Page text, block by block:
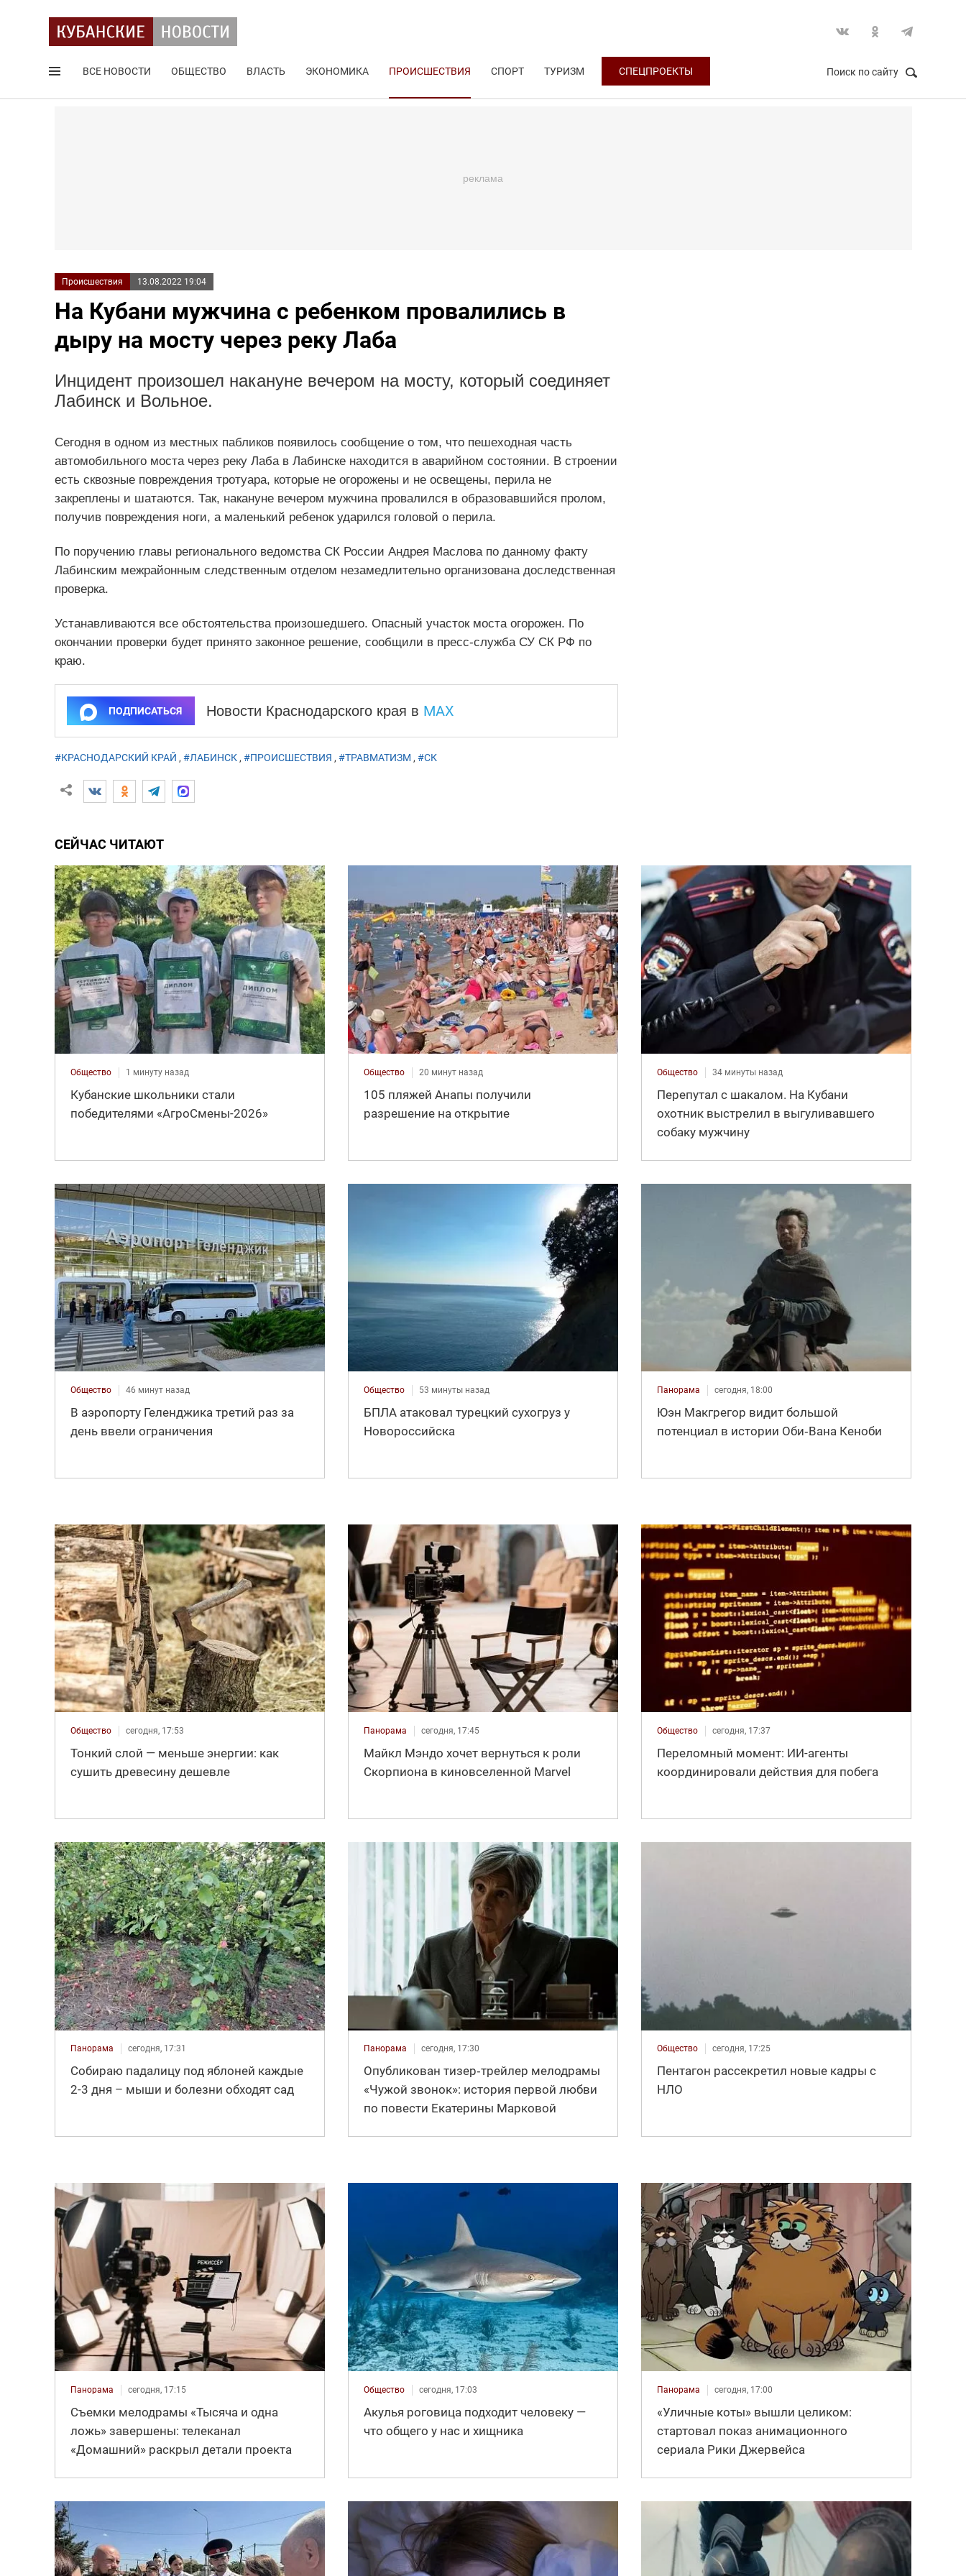
ВСЕ НОВОСТИ ОБЩЕСТВО ВЛАСТЬ ЭКОНОМИКА ПРОИСШЕСТВИЯ СПОРТ ТУРИЗМ СПЕЦПРОЕКТЫ Поиск по сайту
Происшествия 13.08.2022 19:04
На Кубани мужчина с ребенком провалились в
дыру на мосту через реку Лаба
Инцидент произошел накануне вечером на мосту, который соединяет
Лабинск и Вольное.
Сегодня в одном из местных пабликов появилось сообщение о том, что пешеходная часть
автомобильного моста через реку Лаба в Лабинске находится в аварийном состоянии. В строении
есть сквозные повреждения тротуара, которые не огорожены и не освещены, перила не
закреплены и шатаются. Так, накануне вечером мужчина провалился в образовавшийся пролом,
получив повреждения ноги, а маленький ребенок ударился головой о перила.
По поручению главы регионального ведомства СК России Андрея Маслова по данному факту
Лабинским межрайонным следственным отделом незамедлительно организована доследственная
проверка.
Устанавливаются все обстоятельства произошедшего. Опасный участок моста огорожен. По
окончании проверки будет принято законное решение, сообщили в пресс-служба СУ СК РФ по
краю.
ПОДПИСАТЬСЯ Новости Краснодарского края в MAX
#КРАСНОДАРСКИЙ КРАЙ , #ЛАБИНСК, #ПРОИСШЕСТВИЯ , #ТРАВМАТИЗМ , #СК
СЕЙЧАС ЧИТАЮТ
Общество 1 минуту назад
Кубанские школьники стали
победителями «АгроСмены-2026»
Общество 20 минут назад
105 пляжей Анапы получили
разрешение на открытие
Общество 34 минуты назад
Перепутал с шакалом. На Кубани
охотник выстрелил в выгуливавшего
собаку мужчину
Общество 46 минут назад
В аэропорту Геленджика третий раз за
день ввели ограничения
Общество 53 минуты назад
БПЛА атаковал турецкий сухогруз у
Новороссийска
Панорама сегодня, 18:00
Юэн Макгрегор видит большой
потенциал в истории Оби‑Вана Кеноби
Общество сегодня, 17:53
Тонкий слой — меньше энергии: как
сушить древесину дешевле
Панорама сегодня, 17:45
Майкл Мэндо хочет вернуться к роли
Скорпиона в киновселенной Marvel
Общество сегодня, 17:37
Переломный момент: ИИ-агенты
координировали действия для побега
Панорама сегодня, 17:31
Собираю падалицу под яблоней каждые
2-3 дня – мыши и болезни обходят сад
Панорама сегодня, 17:30
Опубликован тизер‑трейлер мелодрамы
«Чужой звонок»: история первой любви
по повести Екатерины Марковой
Общество сегодня, 17:25
Пентагон рассекретил новые кадры с
НЛО
Панорама сегодня, 17:15
Съемки мелодрамы «Тысяча и одна
ложь» завершены: телеканал
«Домашний» раскрыл детали проекта
Общество сегодня, 17:03
Акулья роговица подходит человеку —
что общего у нас и хищника
Панорама сегодня, 17:00
«Уличные коты» вышли целиком:
стартовал показ анимационного
сериала Рики Джервейса